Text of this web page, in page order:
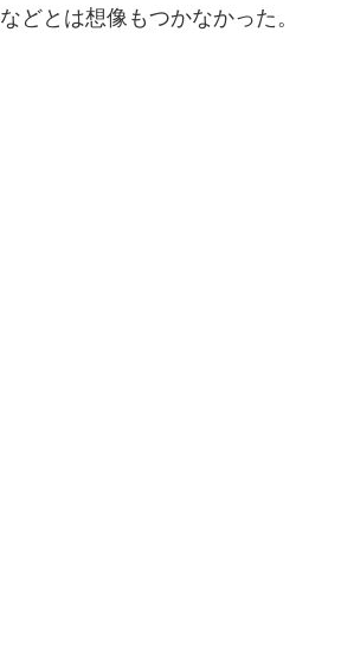
などとは想像もつかなかった。